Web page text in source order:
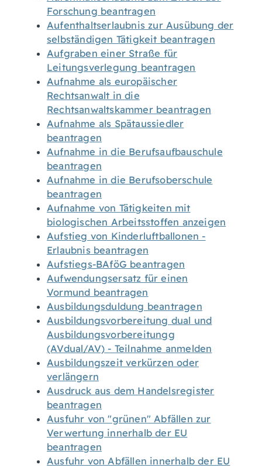
Forschung beantragen
Aufenthaltserlaubnis zur Ausübung der
selbständigen Tätigkeit beantragen
Aufgraben einer Straße für
Leitungsverlegung beantragen
Aufnahme als europäischer
Rechtsanwalt in die
Rechtsanwaltskammer beantragen
Aufnahme als Spätaussiedler
beantragen
Aufnahme in die Berufsaufbauschule
beantragen
Aufnahme in die Berufsoberschule
beantragen
Aufnahme von Tätigkeiten mit
biologischen Arbeitsstoffen anzeigen
Aufstieg von Kinderluftballonen -
Erlaubnis beantragen
Aufstiegs-BAföG beantragen
Aufwendungsersatz für einen
Vormund beantragen
Ausbildungsduldung beantragen
Ausbildungsvorbereitung dual und
Ausbildungsvorbereitungg
(AVdual/AV) - Teilnahme anmelden
Ausbildungszeit verkürzen oder
verlängern
Ausdruck aus dem Handelsregister
beantragen
Ausfuhr von "grünen" Abfällen zur
Verwertung innerhalb der EU
beantragen
Ausfuhr von Abfällen innerhalb der EU